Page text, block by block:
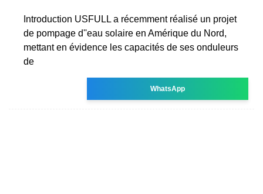
Introduction USFULL a récemment réalisé un projet
de pompage d''eau solaire en Amérique du Nord,
mettant en évidence les capacités de ses onduleurs
de
WhatsApp